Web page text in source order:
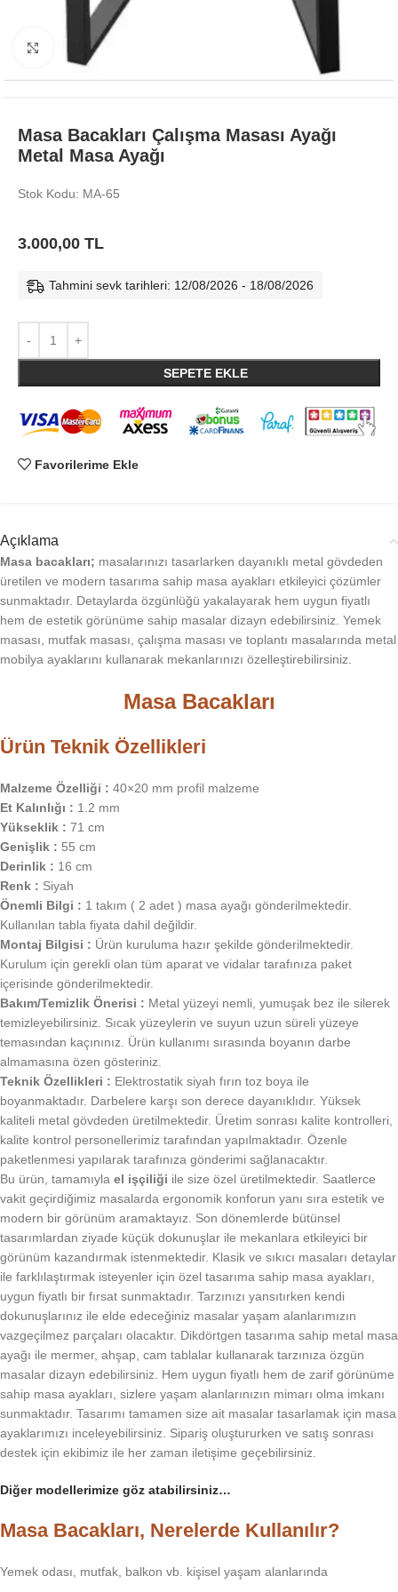
Masa Bacakları Çalışma Masası Ayağı
Metal Masa Ayağı
Stok Kodu: MA-65
3.000,00 TL
Tahmini sevk tarihleri: 12/08/2026 - 18/08/2026
SEPETE EKLE
Favorilerime Ekle
Açıklama
Masa bacakları; masalarınızı tasarlarken dayanıklı metal gövdeden
üretilen ve modern tasarıma sahip masa ayakları etkileyici çözümler
sunmaktadır. Detaylarda özgünlüğü yakalayarak hem uygun fiyatlı
hem de estetik görünüme sahip masalar dizayn edebilirsiniz. Yemek
masası, mutfak masası, çalışma masası ve toplantı masalarında metal
mobilya ayaklarını kullanarak mekanlarınızı özelleştirebilirsiniz.
Masa Bacakları
Ürün Teknik Özellikleri
Malzeme Özelliği : 40×20 mm profil malzeme
Et Kalınlığı : 1.2 mm
Yükseklik : 71 cm
Genişlik : 55 cm
Derinlik : 16 cm
Renk : Siyah
Önemli Bilgi : 1 takım ( 2 adet ) masa ayağı gönderilmektedir.
Kullanılan tabla fiyata dahil değildir.
Montaj Bilgisi : Ürün kuruluma hazır şekilde gönderilmektedir.
Kurulum için gerekli olan tüm aparat ve vidalar tarafınıza paket
içerisinde gönderilmektedir.
Bakım/Temizlik Önerisi : Metal yüzeyi nemli, yumuşak bez ile silerek
temizleyebilirsiniz. Sıcak yüzeylerin ve suyun uzun süreli yüzeye
temasından kaçınınız. Ürün kullanımı sırasında boyanın darbe
almamasına özen gösteriniz.
Teknik Özellikleri : Elektrostatik siyah fırın toz boya ile
boyanmaktadır. Darbelere karşı son derece dayanıklıdır. Yüksek
kaliteli metal gövdeden üretilmektedir. Üretim sonrası kalite kontrolleri,
kalite kontrol personellerimiz tarafından yapılmaktadır. Özenle
paketlenmesi yapılarak tarafınıza gönderimi sağlanacaktır.
Bu ürün, tamamıyla el işçiliği ile size özel üretilmektedir. Saatlerce
vakit geçirdiğimiz masalarda ergonomik konforun yanı sıra estetik ve
modern bir görünüm aramaktayız. Son dönemlerde bütünsel
tasarımlardan ziyade küçük dokunuşlar ile mekanlara etkileyici bir
görünüm kazandırmak istenmektedir. Klasik ve sıkıcı masaları detaylar
ile farklılaştırmak isteyenler için özel tasarıma sahip masa ayakları,
uygun fiyatlı bir fırsat sunmaktadır. Tarzınızı yansıtırken kendi
dokunuşlarınız ile elde edeceğiniz masalar yaşam alanlarımızın
vazgeçilmez parçaları olacaktır. Dikdörtgen tasarıma sahip metal masa
ayağı ile mermer, ahşap, cam tablalar kullanarak tarzınıza özgün
masalar dizayn edebilirsiniz. Hem uygun fiyatlı hem de zarif görünüme
sahip masa ayakları, sizlere yaşam alanlarınızın mimarı olma imkanı
sunmaktadır. Tasarımı tamamen size ait masalar tasarlamak için masa
ayaklarımızı inceleyebilirsiniz. Sipariş oluştururken ve satış sonrası
destek için ekibimiz ile her zaman iletişime geçebilirsiniz.
Diğer modellerimize göz atabilirsiniz…
Masa Bacakları, Nerelerde Kullanılır?
Yemek odası, mutfak, balkon vb. kişisel yaşam alanlarında